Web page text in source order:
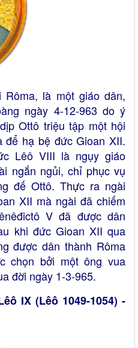
là một giáo dân,
ngày 4-12-963 do ý
Ottô triệu tập một hội
để hạ bệ đức Gioan XII.
Lêô VIII là ngụy giáo
ngắn ngủi, chỉ phục vụ
đế Ottô. Thực ra ngài
XII mà ngài đã chiếm
V đã được dân
khi đức Gioan XII qua
được dân thành Rôma
chọn bởi một ông vua
đời ngày 1-3-965.
IX (Lêô 1049-1054) -